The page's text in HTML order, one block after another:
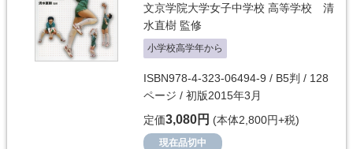
文京学院大学女子中学校 高等学校 清
水直樹 監修
小学校高学年から
ISBN978-4-323-06494-9 / B5判 / 128
ページ / 初版2015年3月
定価3,080円 (本体2,800円+税)
現在品切中